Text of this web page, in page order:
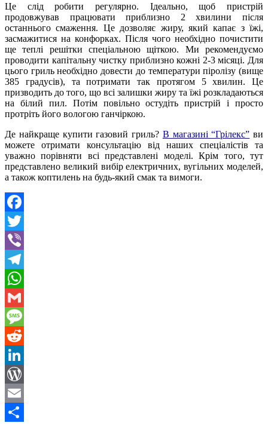
Це слід робити регулярно. Ідеально, щоб пристрій
продовжував працювати приблизно 2 хвилини після
останнього смаження. Це дозволяє жиру, який капає з їжі,
засмажитися на конфорках. Після чого необхідно почистити
ще теплі решітки спеціальною щіткою. Ми рекомендуємо
проводити капітальну чистку приблизно кожні 2-3 місяці. Для
цього гриль необхідно довести до температури піролізу (вище
385 градусів), та потримати так протягом 5 хвилин. Це
призводить до того, що всі залишки жиру та їжі розкладаються
на білий пил. Потім повільно остудіть пристрій і просто
протріть його вологою ганчіркою.
Де найкраще купити газовий гриль? В магазині “Грілекс” ви
можете отримати консультацію від наших спеціалістів та
уважно порівняти всі представлені моделі. Крім того, тут
представлено великий вибір електричних, вугільних моделей,
а також коптилень на будь-який смак та вимоги.
Facebook
Twitter
Viber
Telegram
WhatsApp
Gmail
Message
Reddit
LinkedIn
WordPress
Email